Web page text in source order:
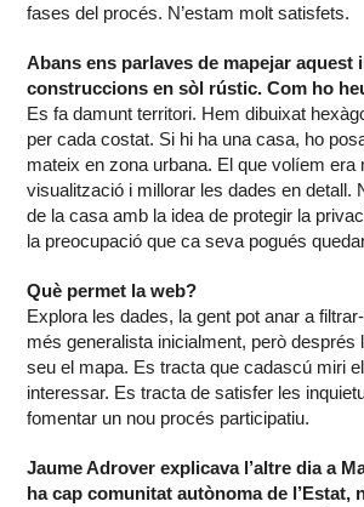
fases del procés. N’estam molt satisfets.
Abans ens parlaves de mapejar aquest
construccions en sòl rústic. Com ho
Es fa damunt territori. Hem dibuixat
per cada costat. Si hi ha una casa, ho
mateix en zona urbana. El que volíem era
visualització i millorar les dades en detall.
de la casa amb la idea de protegir la
la preocupació que ca seva pogués
Què permet la web?
Explora les dades, la gent pot anar a
més generalista inicialment, però després
seu el mapa. Es tracta que cadascú miri
interessar. Es tracta de satisfer les
fomentar un nou procés participatiu.
Jaume Adrover explicava l’altre dia a
ha cap comunitat autònoma de l’Estat,